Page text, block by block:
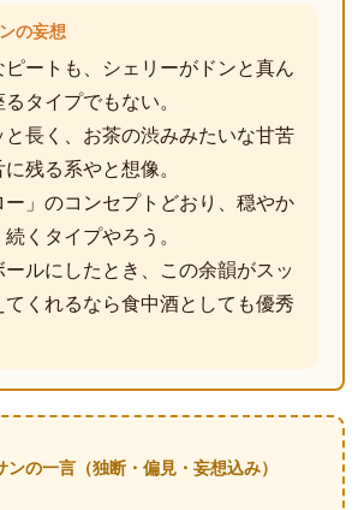
の妄想
ピートも、シェリーがドンと真ん
タイプでもない。
と長く、お茶の渋みみたいな甘苦
に残る系やと想像。
ー」のコンセプトどおり、穏やか
続くタイプやろう。
ールにしたとき、この余韻がスッ
てくれるなら食中酒としても優秀
の一言（独断・偏見・妄想込み）